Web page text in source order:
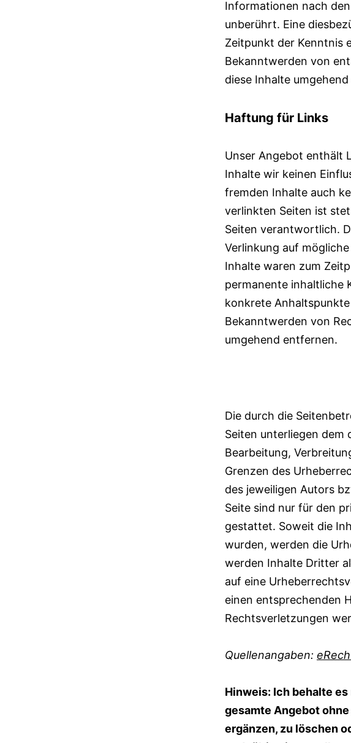
Informationen nach
unberührt. Eine
Zeitpunkt der Kenntnis
Bekanntwerden von
diese Inhalte
Haftung für Links
Unser Angebot enthält
Inhalte wir keinen
fremden Inhalte auch
verlinkten Seiten ist
Seiten verantwortlich.
Verlinkung auf
Inhalte waren zum
permanente inhaltliche
konkrete
Bekanntwerden von
umgehend entfernen.
Die durch die
Seiten unterliegen dem
Bearbeitung,
Grenzen des
des jeweiligen Autors
Seite sind nur für den
gestattet. Soweit die
wurden, werden die
werden Inhalte Dritter
auf eine
einen entsprechenden
Rechtsverletzungen
Quellenangaben:
Hinweis: Ich behalte
gesamte Angebot
ergänzen, zu löschen